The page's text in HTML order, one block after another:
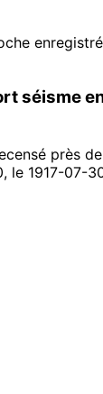
séisme
près
le 1917-07-